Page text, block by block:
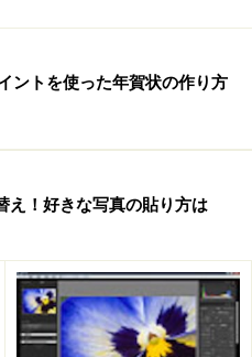
ントを使った年賀状の作り方
え！好きな写真の貼り方は